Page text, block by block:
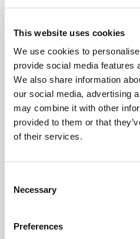
This website uses cookies
We use cookies to
provide social media features
We also share information
our social media, advertising
may combine it with other
provided to them or that
of their services.
Selection
Necessary
Preferences
CONECTORES